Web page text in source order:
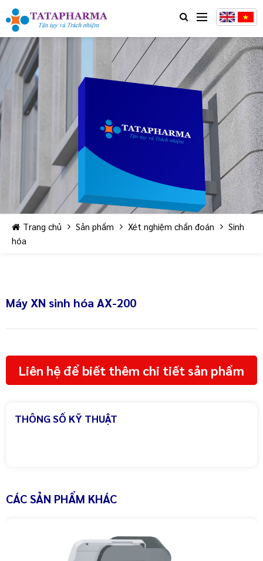
Trang chủ Sản phẩm Xét nghiệm chẩn đoán
Sinh
hóa
Máy XN sinh hóa AX-200
Liên hệ để biết thêm chi tiết sản phẩm
THÔNG SỐ KỸ THUẬT
CÁC SẢN PHẨM KHÁC